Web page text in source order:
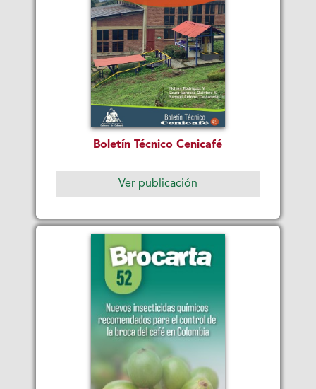
Boletín Técnico Cenicafé
Ver publicación